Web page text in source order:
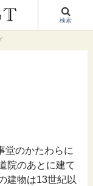
検索
堂のかたわらに
院のあとに建て
建物は13世紀以